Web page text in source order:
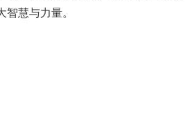
慧与力量。